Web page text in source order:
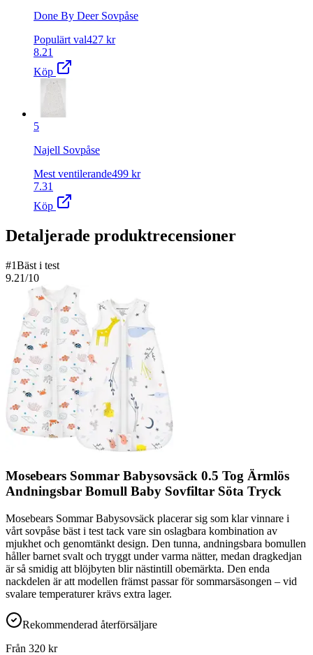
Done By Deer Sovpåse
Populärt val427 kr
8.21
Köp
5
Najell Sovpåse
Mest ventilerande499 kr
7.31
Köp
Detaljerade produktrecensioner
#1Bäst i test
9.21/10
Mosebears Sommar Babysovsäck 0.5 Tog Ärmlös
Andningsbar Bomull Baby Sovfiltar Söta Tryck
Mosebears Sommar Babysovsäck placerar sig som klar vinnare i
vårt sovpåse bäst i test tack vare sin oslagbara kombination av
mjukhet och genomtänkt design. Den tunna, andningsbara bomullen
håller barnet svalt och tryggt under varma nätter, medan dragkedjan
är så smidig att blöjbyten blir nästintill obemärkta. Den enda
nackdelen är att modellen främst passar för sommarsäsongen – vid
svalare temperaturer krävs extra lager.
Rekommenderad återförsäljare
Från 320 kr